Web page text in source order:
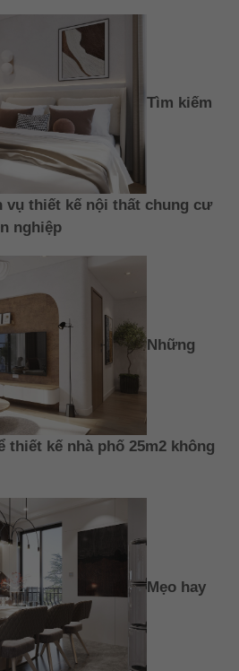
Tìm kiếm
vụ thiết kế nội thất chung cư
nghiệp
Những
thiết kế nhà phố 25m2 không
Mẹo hay